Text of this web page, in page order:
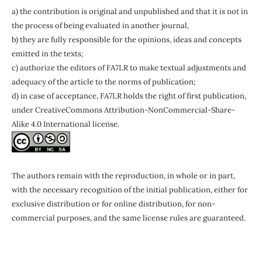
a) the contribution is original and unpublished and that it is not in
the process of being evaluated in another journal,
b) they are fully responsible for the opinions, ideas and concepts
emitted in the texts;
c) authorize the editors of FA7LR to make textual adjustments and
adequacy of the article to the norms of publication;
d) in case of acceptance, FA7LR holds the right of first publication,
under CreativeCommons Attribution-NonCommercial-Share-
Alike 4.0 International license.
The authors remain with thereproduction, in whole or in part,
with the necessary recognition of the initial publication, either for
exclusive distribution or for online distribution, for non-
commercial purposes, and the same license rules are guaranteed.